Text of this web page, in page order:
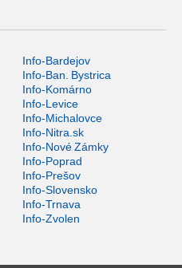
Info-Bardejov
Info-Ban. Bystrica
Info-Komárno
Info-Levice
Info-Michalovce
Info-Nitra.sk
Info-Nové Zámky
Info-Poprad
Info-Prešov
Info-Slovensko
Info-Trnava
Info-Zvolen